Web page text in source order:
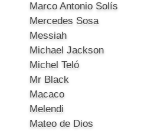
Marco Antonio Solís
Mercedes Sosa
Messiah
Michael Jackson
Michel Teló
Mr Black
Macaco
Melendi
Mateo de Dios